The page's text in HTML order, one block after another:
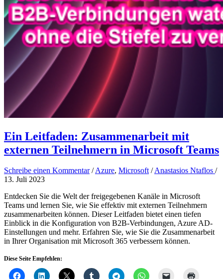
Ein Leitfaden: Zusammenarbeit mit
externen Teilnehmern in Microsoft Teams
Schreibe einen Kommentar /Azure, Microsoft/Anastasios Ntaflos /
13. Juli 2023
Entdecken Sie die Welt der freigegebenen Kanäle in Microsoft
Teams und lernen Sie, wie Sie effektiv mit externen Teilnehmern
zusammenarbeiten können. Dieser Leitfaden bietet einen tiefen
Einblick in die Konfiguration von B2B-Verbindungen, Azure AD-
Einstellungen und mehr. Erfahren Sie, wie Sie die Zusammenarbeit
in Ihrer Organisation mit Microsoft 365 verbessern können.
Diese Seite Empfehlen: